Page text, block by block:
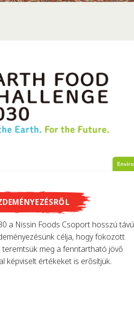
a Nissin Foods Csoport hosszú távú
célja, hogy fokozott
meg a fenntartható jövő
képviselt értékeket is erősítjük.
tésztát? 1958-ban alkotta meg az
ezzel korunk tésztafogyasztását.